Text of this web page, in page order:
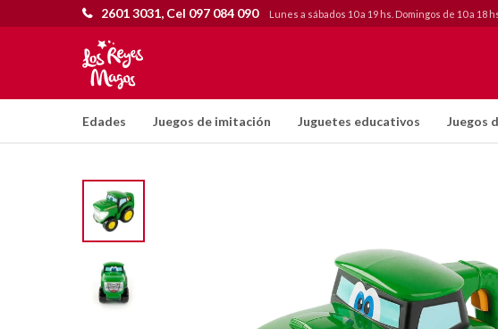
Edades Juegos de imitación Juguetes educativos Juegos
2601 3031, Cel 097 084 090 Lunes a sábados 10 a 19 hs. Domingos de 10 a 18